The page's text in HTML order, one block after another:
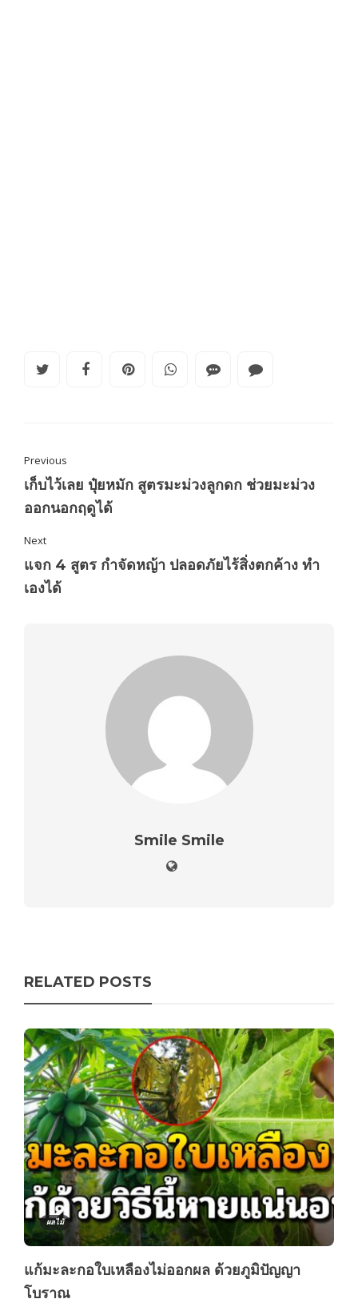
Previous
เก็บไว้เลย ปุ๋ยหมัก สูตรมะม่วงลูกดก ช่วยมะม่วง
ออกนอกฤดูได้
Next
แจก 4 สูตร กำจัดหญ้า ปลอดภัยไร้สิ่งตกค้าง ทำ
เองได้
Smile Smile
RELATED POSTS
ผลไม้
แก้มะละกอใบเหลืองไม่ออกผล ด้วยภูมิปัญญา
โบราณ